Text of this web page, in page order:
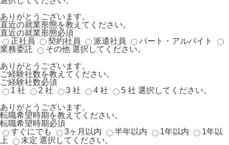
ありがとうございます。
直近の就業形態を教えてください。
直近の就業形態必須
正社員
契約社員 派遣社員
パート・アルバイト
業務委託
その他 選択してください。
ありがとうございます。
ご経験社数を教えてください。
ご経験社数必須
1 社
2 社 3 社 4 社 5 社 選択してください。
ありがとうございます。
転職希望時期を教えてください。
転職希望時期必須
すぐにでも
3ヶ月以内 半年以内 1年以内
1年以
上
未定 選択してください。